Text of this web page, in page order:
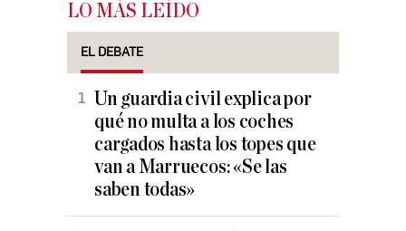
LO MÁS LEÍDO
EL DEBATE
Un guardia civil explica por
qué no multa a los coches
cargados hasta los topes que
van a Marruecos: «Se las
saben todas»